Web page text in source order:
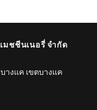
ชชีนเนอรี่ จำกัด
างแค เขตบางแค